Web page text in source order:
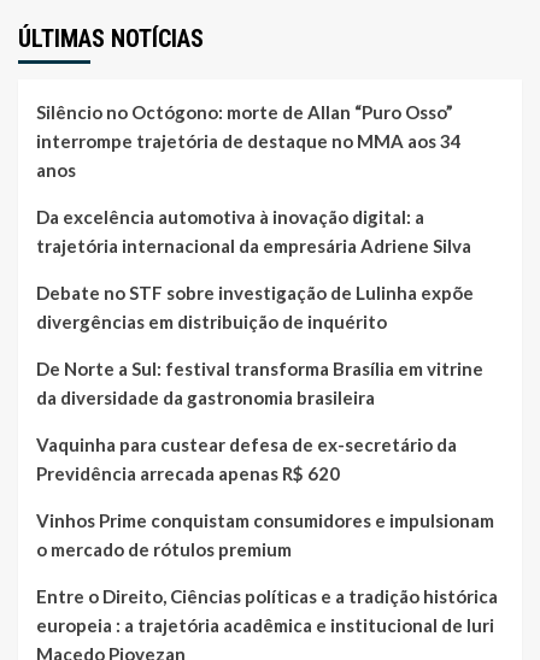
ÚLTIMAS NOTÍCIAS
Silêncio no Octógono: morte de Allan “Puro Osso”
interrompe trajetória de destaque no MMA aos 34
anos
Da excelência automotiva à inovação digital: a
trajetória internacional da empresária Adriene Silva
Debate no STF sobre investigação de Lulinha expõe
divergências em distribuição de inquérito
De Norte a Sul: festival transforma Brasília em vitrine
da diversidade da gastronomia brasileira
Vaquinha para custear defesa de ex-secretário da
Previdência arrecada apenas R$ 620
Vinhos Prime conquistam consumidores e impulsionam
o mercado de rótulos premium
Entre o Direito, Ciências políticas e a tradição histórica
europeia : a trajetória acadêmica e institucional de Iuri
Macedo Piovezan